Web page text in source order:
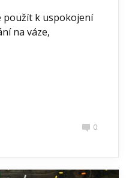
použít k uspokojení
na váze,
0